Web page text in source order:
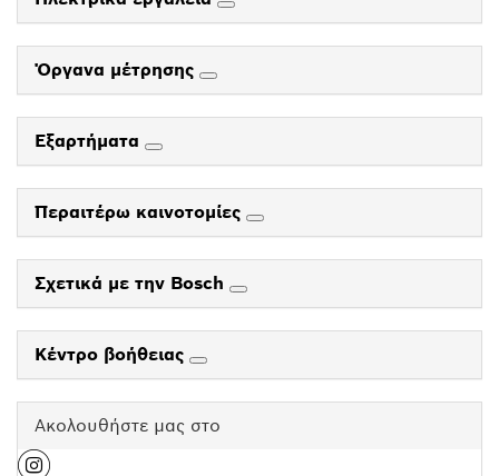
Όργανα μέτρησης
Εξαρτήματα
Περαιτέρω καινοτομίες
Σχετικά με την Bosch
Κέντρο βοήθειας
Ακολουθήστε μας στο